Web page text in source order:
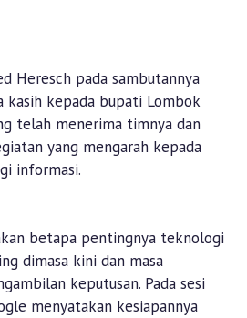
Heresch pada sambutannya
kasih kepada bupati Lombok
telah menerima timnya dan
yang mengarah kepada
informasi.
betapa pentingnya teknologi
dimasa kini dan masa
keputusan. Pada sesi
menyatakan kesiapannya